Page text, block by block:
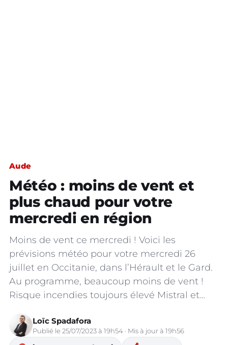
Aude
Météo : moins de vent et
plus chaud pour votre
mercredi en région
Moins de vent ce mercredi ! Voici les
prévisions météo pour votre mercredi 26
juillet en Occitanie, dans l’Hérault et le Gard.
Au programme, beaucoup moins de vent !
Risque incendies toujours élevé Mistral et…
Loïc Spadafora
Publié le 25/07/2023 à 19h54 · Mis à jour à 19h56